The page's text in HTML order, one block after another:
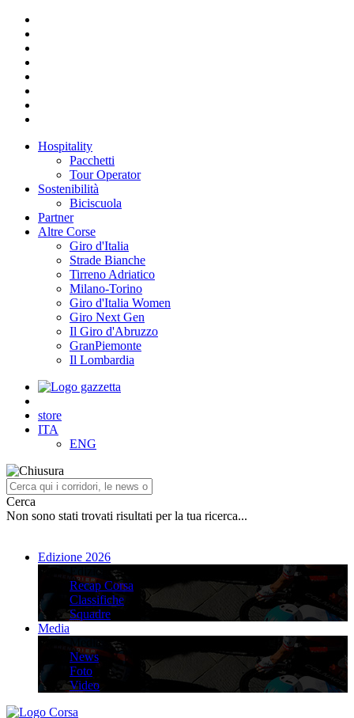
Hospitality
Pacchetti
Tour Operator
Sostenibilità
Biciscuola
Partner
Altre Corse
Giro d'Italia
Strade Bianche
Tirreno Adriatico
Milano-Torino
Giro d'Italia Women
Giro Next Gen
Il Giro d'Abruzzo
GranPiemonte
Il Lombardia
store
ITA
ENG
Cerca
Non sono stati trovati risultati per la tua ricerca...
Edizione 2026
Edizione 2026
Recap Corsa
Classifiche
Squadre
Media
Media
News
Foto
Video